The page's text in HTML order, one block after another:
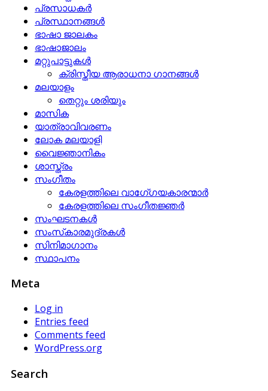
പ്രസാധകര്‍
പ്രസ്ഥാനങ്ങള്‍
ഭാഷാ ജാലകം
ഭാഷാജാലം
മറ്റുപാട്ടുകള്‍
ക്രിസ്തീയ ആരാധനാ ഗാനങ്ങള്‍
മലയാളം
തെറ്റും ശരിയും
മാസിക
യാത്രാവിവരണം
ലോക മലയാളി
വൈജ്ഞാനികം
ശാസ്ത്രം
സംഗീതം
കേരളത്തിലെ വാഗേ്ഗയകാരന്മാര്‍
കേരളത്തിലെ സംഗീതജ്ഞര്‍
സംഘടനകള്‍
സംസ്‌കാരമുദ്രകള്‍
സിനിമാഗാനം
സ്ഥാപനം
Meta
Log in
Entries feed
Comments feed
WordPress.org
Search